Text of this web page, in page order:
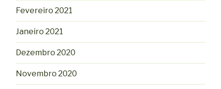
Fevereiro 2021
Janeiro 2021
Dezembro 2020
Novembro 2020